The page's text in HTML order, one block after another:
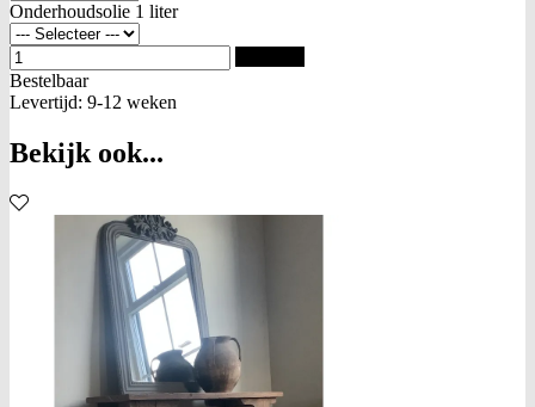
Onderhoudsolie 1 liter
Bestelbaar
Levertijd: 9-12 weken
Bekijk ook...